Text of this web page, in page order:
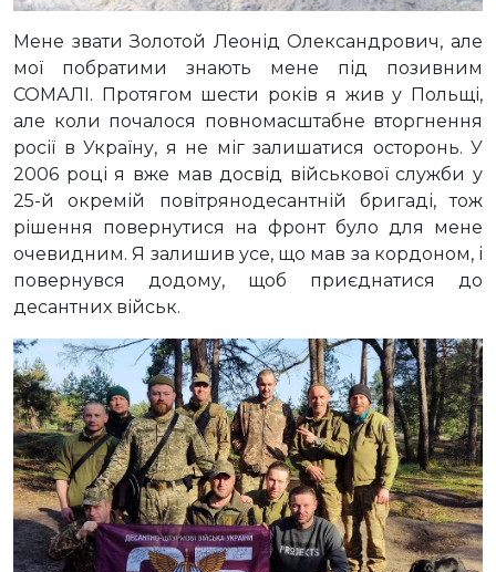
Мене звати Золотой Леонід Олександрович, але
мої побратими знають мене під позивним
СОМАЛІ. Протягом шести років я жив у Польщі,
але коли почалося повномасштабне вторгнення
росії в Україну, я не міг залишатися осторонь. У
2006 році я вже мав досвід військової служби у
25-й окремій повітрянодесантній бригаді, тож
рішення повернутися на фронт було для мене
очевидним. Я залишив усе, що мав за кордоном, і
повернувся додому, щоб приєднатися до
десантних військ.